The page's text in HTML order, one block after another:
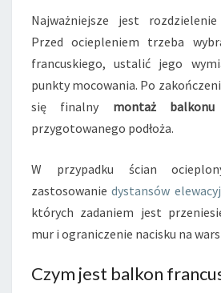
I
E
G
O
–
P
E
D
Z
Y
O
Najważniejsze jest
Przed ociepleniem trzeba
francuskiego, ustalić jego
punkty mocowania. Po
się finalny montaż balkonu
przygotowanego podłoża.
W przypadku ścian
zastosowaniedystansów
których zadaniem jest
mur i ograniczenie nacisku na
Czym jest balkon